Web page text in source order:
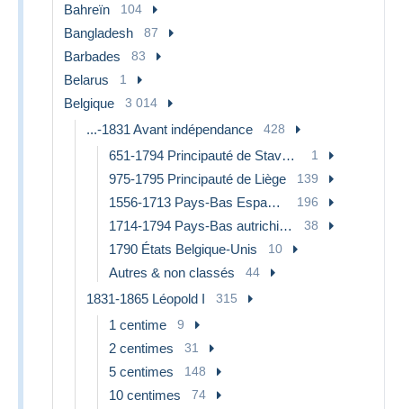
Bahreïn 104
Bangladesh 87
Barbades 83
Belarus 1
Belgique 3 014
...-1831 Avant indépendance 428
651-1794 Principauté de Stavelot-Malmedy 1
975-1795 Principauté de Liège 139
1556-1713 Pays-Bas Espagols 196
1714-1794 Pays-Bas autrichiens 38
1790 États Belgique-Unis 10
Autres & non classés 44
1831-1865 Léopold I 315
1 centime 9
2 centimes 31
5 centimes 148
10 centimes 74